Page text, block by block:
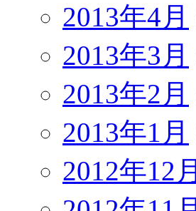
2013年4月
2013年3月
2013年2月
2013年1月
2012年12月